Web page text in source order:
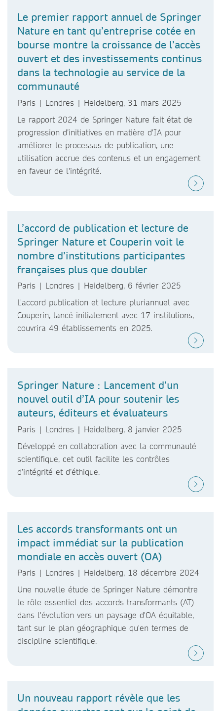
Le premier rapport annuel de Springer
Nature en tant qu’entreprise cotée en
bourse montre la croissance de l’accès
ouvert et des investissements continus
dans la technologie au service de la
communauté
Paris | Londres | Heidelberg, 31 mars 2025
Le rapport 2024 de Springer Nature fait état de
progression d’initiatives en matière d'IA pour
améliorer le processus de publication, une
utilisation accrue des contenus et un engagement
en faveur de l'intégrité.
L’accord de publication et lecture de
Springer Nature et Couperin voit le
nombre d’institutions participantes
françaises plus que doubler
Paris | Londres | Heidelberg, 6 février 2025
L'accord publication et lecture pluriannuel avec
Couperin, lancé initialement avec 17 institutions,
couvrira 49 établissements en 2025.
Springer Nature : Lancement d’un
nouvel outil d’IA pour soutenir les
auteurs, éditeurs et évaluateurs
Paris | Londres | Heidelberg, 8 janvier 2025
Développé en collaboration avec la communauté
scientifique, cet outil facilite les contrôles
d’intégrité et d’éthique.
Les accords transformants ont un
impact immédiat sur la publication
mondiale en accès ouvert (OA)
Paris | Londres | Heidelberg, 18 décembre 2024
Une nouvelle étude de Springer Nature démontre
le rôle essentiel des accords transformants (AT)
dans l'évolution vers un paysage d'OA équitable,
tant sur le plan géographique qu'en termes de
discipline scientifique.
Un nouveau rapport révèle que les